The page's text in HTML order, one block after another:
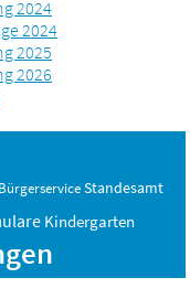
2024
2024
2025
2026
Bürgerservice Standesamt
Kindergarten